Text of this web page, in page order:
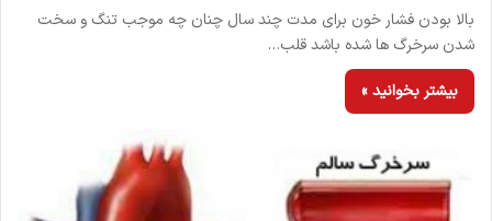
بالا بودن فشار خون برای مدت چند سال چنان چه موجب تنگ و سخت
شدن سرخرگ ها شده باشد قلب…
بیشتر بخوانید »